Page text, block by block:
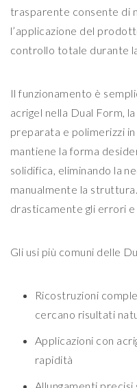
trasparente consente di
l’applicazione del
controllo totale durante
Il funzionamento è
acrigel nella Dual Form,
preparata e polimerizzi
mantiene la forma
solidifica, eliminando la
manualmente la
drasticamente gli errori e
Gli usi più comuni delle
Ricostruzioni
cercano risultati
Applicazioni con
rapidità